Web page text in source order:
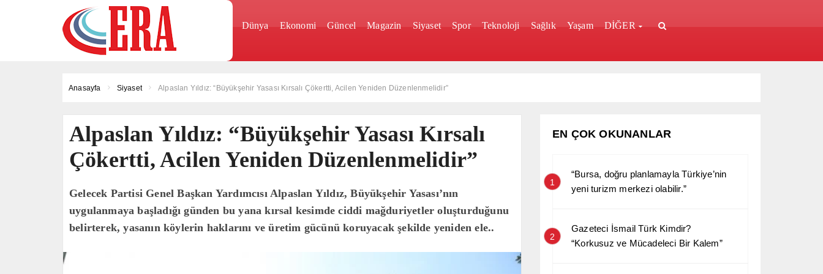
Dünya Ekonomi Güncel Magazin Siyaset Spor Teknoloji Sağlık Yaşam DİĞER
Anasayfa Siyaset Alpaslan Yıldız: “Büyükşehir Yasası Kırsalı Çökertti, Acilen Yeniden Düzenlenmelidir”
Alpaslan Yıldız: “Büyükşehir Yasası Kırsalı
Çökertti, Acilen Yeniden Düzenlenmelidir”
Gelecek Partisi Genel Başkan Yardımcısı Alpaslan Yıldız, Büyükşehir Yasası’nın
uygulanmaya başladığı günden bu yana kırsal kesimde ciddi mağduriyetler oluşturduğunu
belirterek, yasanın köylerin haklarını ve üretim gücünü koruyacak şekilde yeniden ele..
EN ÇOK OKUNANLAR
1
“Bursa, doğru planlamayla Türkiye’nin
yeni turizm merkezi olabilir.”
2
Gazeteci İsmail Türk Kimdir?
“Korkusuz ve Mücadeleci Bir Kalem”